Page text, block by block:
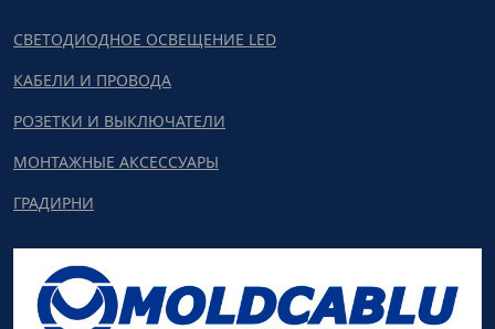
СВЕТОДИОДНОЕ ОСВЕЩЕНИЕ LED
КАБЕЛИ И ПРОВОДА
РОЗЕТКИ И ВЫКЛЮЧАТЕЛИ
МОНТАЖНЫЕ АКСЕССУАРЫ
ГРАДИРНИ